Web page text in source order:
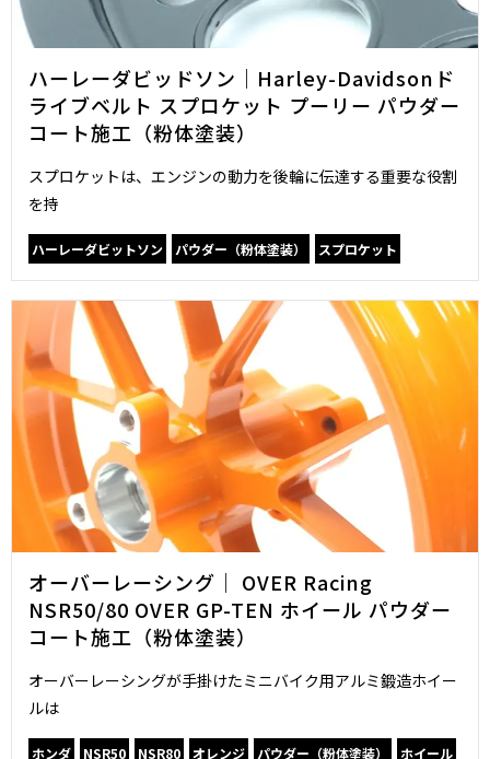
ハーレーダビッドソン｜Harley-Davidsonド
ライブベルト スプロケット プーリー パウダー
コート施工（粉体塗装）
スプロケットは、エンジンの動力を後輪に伝達する重要な役割
を持
ハーレーダビットソン パウダー（粉体塗装） スプロケット
オーバーレーシング｜ OVER Racing
NSR50/80 OVER GP-TEN ホイール パウダー
コート施工（粉体塗装）
オーバーレーシングが手掛けたミニバイク用アルミ鍛造ホイー
ルは
ホンダ NSR50 NSR80 オレンジ パウダー（粉体塗装） ホイール